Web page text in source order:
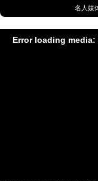
名人媒
Error loading